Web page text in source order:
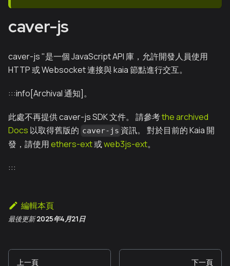
caver-js
caver-js "是一個 JavaScript API 庫，允許開發人員使用
HTTP 或 Websocket 連接與 kaia 節點進行交互。
:::info[Archival 通知]。
此處不再提供 caver-js SDK 文件。 請參考the archived
Docs 以取得舊版的 caver-js 資訊。 對於目前的 Kaia 開
發，請使用ethers-ext或web3js-ext。
:::
編輯本頁
最後更新 2025年4月21日
上一頁 下一頁